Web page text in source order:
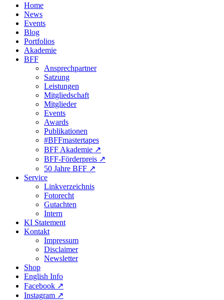
Home
News
Events
Blog
Portfolios
Akademie
BFF
Ansprechpartner
Satzung
Leistungen
Mitgliedschaft
Mitglieder
Events
Awards
Publikationen
#BFFmastertapes
BFF Akademie ↗︎
BFF-Förderpreis ↗︎
50 Jahre BFF ↗︎
Service
Linkverzeichnis
Fotorecht
Gutachten
Intern
KI Statement
Kontakt
Impressum
Disclaimer
Newsletter
Shop
English Info
Facebook ↗︎
Instagram ↗︎